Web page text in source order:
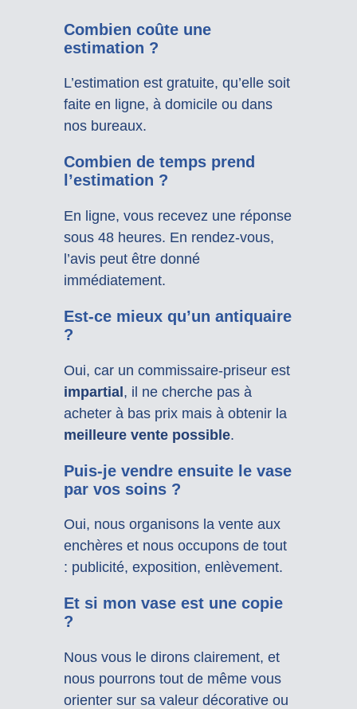
Combien coûte une
estimation ?
L’estimation est gratuite, qu’elle soit
faite en ligne, à domicile ou dans
nos bureaux.
Combien de temps prend
l’estimation ?
En ligne, vous recevez une réponse
sous 48 heures. En rendez-vous,
l’avis peut être donné
immédiatement.
Est-ce mieux qu’un antiquaire
?
Oui, car un commissaire-priseur est
impartial, il ne cherche pas à
acheter à bas prix mais à obtenir la
meilleure vente possible.
Puis-je vendre ensuite le vase
par vos soins ?
Oui, nous organisons la vente aux
enchères et nous occupons de tout
: publicité, exposition, enlèvement.
Et si mon vase est une copie
?
Nous vous le dirons clairement, et
nous pourrons tout de même vous
orienter sur sa valeur décorative ou